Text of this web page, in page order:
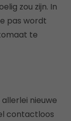
zou zijn. In
pas wordt
te
nieuwe
contactloos